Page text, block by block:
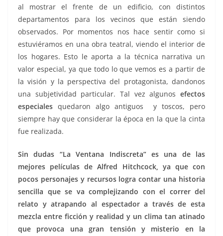
al mostrar el frente de un edificio, con distintos
departamentos para los vecinos que están siendo
observados. Por momentos nos hace sentir como si
estuviéramos en una obra teatral, viendo el interior de
los hogares. Esto le aporta a la técnica narrativa un
valor especial, ya que todo lo que vemos es a partir de
la visión y la perspectiva del protagonista, dandonos
una subjetividad particular. Tal vez algunos efectos
especiales quedaron algo antiguos y toscos, pero
siempre hay que considerar la época en la que la cinta
fue realizada.
Sin dudas “La Ventana Indiscreta” es una de las
mejores películas de Alfred Hitchcock, ya que con
pocos personajes y recursos logra contar una historia
sencilla que se va complejizando con el correr del
relato y atrapando al espectador a través de esta
mezcla entre ficción y realidad y un clima tan atinado
que provoca una gran tensión y misterio en la